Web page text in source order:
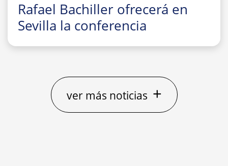
Rafael Bachiller ofrecerá en
Sevilla la conferencia
divulgativa“El gran Trío de
y 2028: cómo, dónde y cuándo
observarlos”ver más noticias +